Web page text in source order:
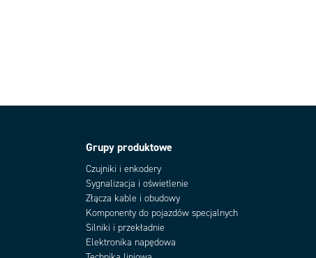
Grupy produktowe
Czujniki i enkodery
Sygnalizacja i oświetlenie
Złącza kable i obudowy
Komponenty do pojazdów specjalnych
Silniki i przekładnie
Elektronika napędowa